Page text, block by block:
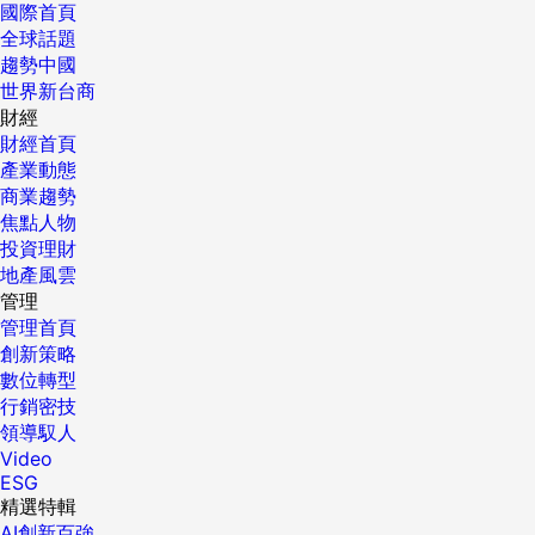
國際首頁
全球話題
趨勢中國
世界新台商
財經
財經首頁
產業動態
商業趨勢
焦點人物
投資理財
地產風雲
管理
管理首頁
創新策略
數位轉型
行銷密技
領導馭人
Video
ESG
精選特輯